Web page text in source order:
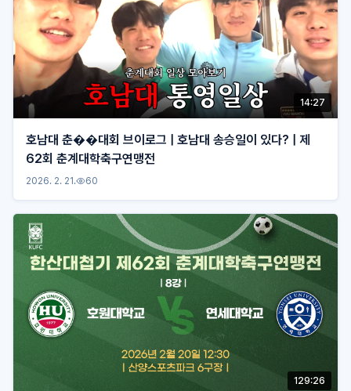
14:27
호남대 춘��대회 브이로그 | 호남대 송승일이 있다? | 제
62회 춘계대학축구연맹전
2026. 2. 21. 60
129:26